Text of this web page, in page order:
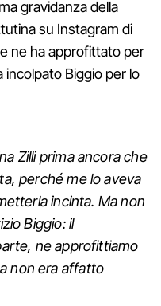
gravidanza della
su Instagram di
ne ha approfittato per
incolpato Biggio per lo
Zilli prima ancora che
perché me lo aveva
incinta. Ma non
Biggio: il
ne approfittiamo
non era affatto